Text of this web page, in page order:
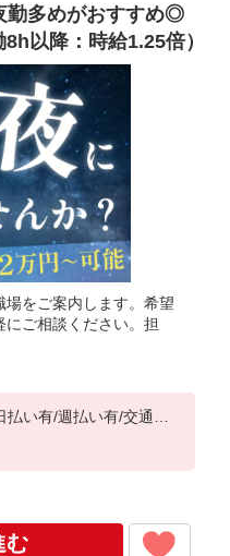
勤多めがおすすめ◎
以降：時給1.25倍）
をご案内します。希望
ご相談ください。担
い有/週払い有/交通費
む